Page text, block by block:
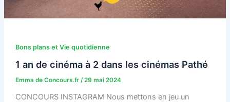
Bons plans et Vie quotidienne
1 an de cinéma à 2 dans les cinémas Pathé
Emma de Concours.fr /29 mai 2024
CONCOURS INSTAGRAM Nous mettons en jeu un